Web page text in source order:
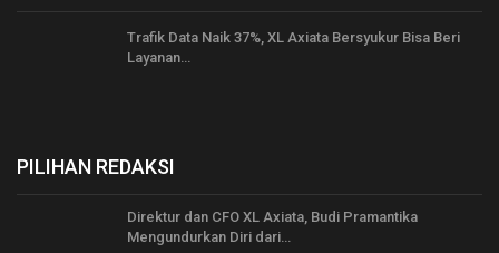
Trafik Data Naik 37%, XL Axiata Bersyukur Bisa Beri
Layanan…
PILIHAN REDAKSI
Direktur dan CFO XL Axiata, Budi Pramantika
Mengundurkan Diri dari…